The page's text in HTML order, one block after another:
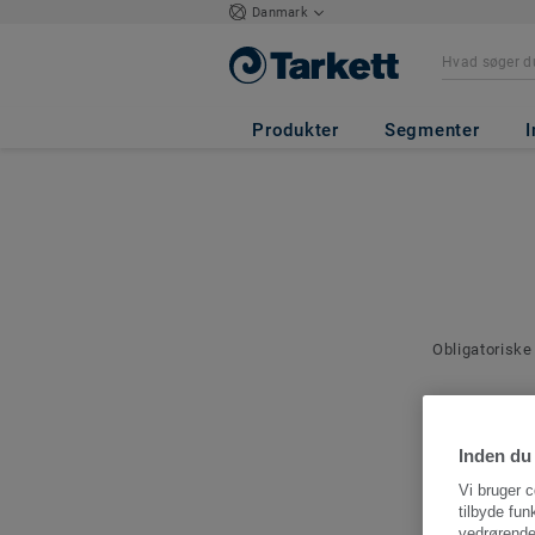
Danmark
Produkter Segmenter
Angiv en
denne
Inden
Vi bruger
tilbyde